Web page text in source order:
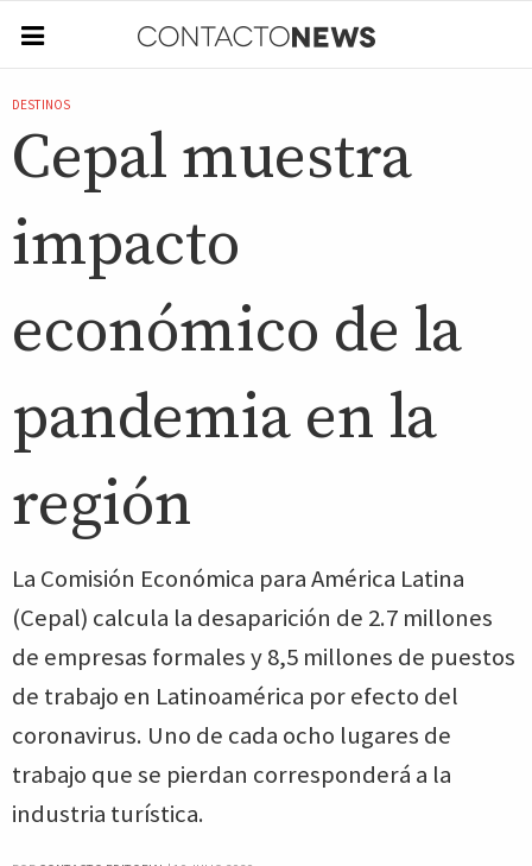
DESTINOS
Cepal muestra
impacto
económico de la
pandemia en la
región
La Comisión Económica para América Latina
(Cepal) calcula la desaparición de 2.7 millones
de empresas formales y 8,5 millones de puestos
de trabajo en Latinoamérica por efecto del
coronavirus. Uno de cada ocho lugares de
trabajo que se pierdan corresponderá a la
industria turística.